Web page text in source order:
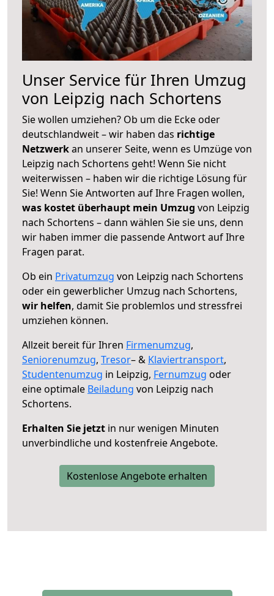
Unser Service für Ihren Umzug
von Leipzig nach Schortens
Sie wollen umziehen? Ob um die Ecke oder
deutschlandweit – wir haben das richtige
Netzwerkan unserer Seite, wenn es Umzüge von
Leipzig nach Schortens geht! Wenn Sie nicht
weiterwissen – haben wir die richtige Lösung für
Sie! Wenn Sie Antworten auf Ihre Fragen wollen,
was kostet überhaupt mein Umzug von Leipzig
nach Schortens – dann wählen Sie sie uns, denn
wir haben immer die passende Antwort auf Ihre
Fragen parat.
Ob ein Privatumzug von Leipzig nach Schortens
oder ein gewerblicher Umzug nach Schortens,
wir helfen, damit Sie problemlos und stressfrei
umziehen können.
Allzeit bereit für Ihren Firmenumzug,
Seniorenumzug, Tresor– & Klaviertransport,
Studentenumzug in Leipzig, Fernumzug oder
eine optimale Beiladung von Leipzig nach
Schortens.
Erhalten Sie jetzt in nur wenigen Minuten
unverbindliche und kostenfreie Angebote.
Kostenlose Angebote erhalten